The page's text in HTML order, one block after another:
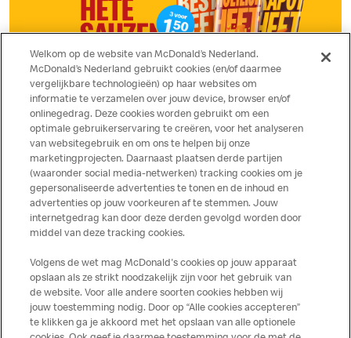
Speciaal voor spicy lovers
Probeer nu onze Crazy hete sauzen: Best Heet, Moeilijk Heet en
Kapot Heet. Exclusief in de App, nú voor maar €1,50! Durf jij?
Haal ze nu
Welkom op de website van McDonald’s Nederland.
McDonald’s Nederland gebruikt cookies (en/of daarmee
vergelijkbare technologieën) op haar websites om
informatie te verzamelen over jouw device, browser en/of
onlinegedrag. Deze cookies worden gebruikt om een
optimale gebruikerservaring te creëren, voor het analyseren
van websitegebruik en om ons te helpen bij onze
marketingprojecten. Daarnaast plaatsen derde partijen
(waaronder social media-netwerken) tracking cookies om je
gepersonaliseerde advertenties te tonen en de inhoud en
advertenties op jouw voorkeuren af te stemmen. Jouw
internetgedrag kan door deze derden gevolgd worden door
middel van deze tracking cookies.
Volgens de wet mag McDonald's cookies op jouw apparaat
opslaan als ze strikt noodzakelijk zijn voor het gebruik van
de website. Voor alle andere soorten cookies hebben wij
jouw toestemming nodig. Door op “Alle cookies accepteren”
te klikken ga je akkoord met het opslaan van alle optionele